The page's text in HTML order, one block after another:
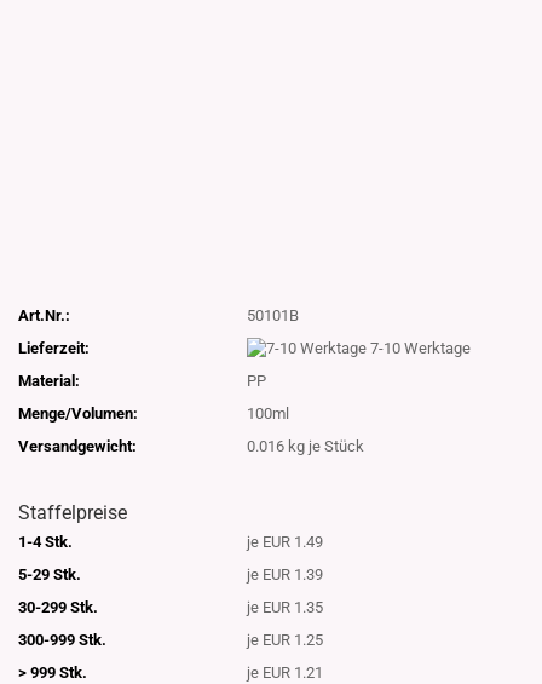
Art.Nr.:
50101B
Lieferzeit:
7-10 Werktage
Material:
PP
Menge/Volumen:
100ml
Versandgewicht:
0.016 kg je Stück
Staffelpreise
1-4 Stk.
je EUR 1.49
5-29 Stk.
je EUR 1.39
30-299 Stk.
je EUR 1.35
300-999 Stk.
je EUR 1.25
> 999 Stk.
je EUR 1.21